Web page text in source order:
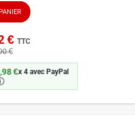
€ TTC
€
€x 4 avec PayPal